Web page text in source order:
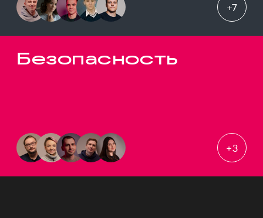
+7
Безопасность
+3